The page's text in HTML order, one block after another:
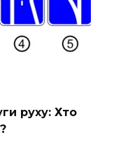
руху: Хто